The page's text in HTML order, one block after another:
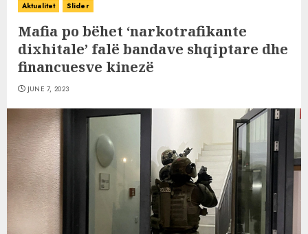
Aktualitet Slider
Mafia po bëhet ‘narkotrafikante
dixhitale’ falë bandave shqiptare dhe
financuesve kinezë
JUNE 7, 2023